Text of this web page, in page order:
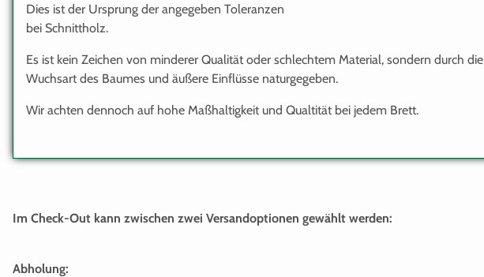
Dies ist der Ursprung der angegeben Toleranzen
bei Schnittholz.
Es ist kein Zeichen von minderer Qualität oder schlechtem Material, sondern durch die
Wuchsart des Baumes und äußere Einflüsse naturgegeben.
Wir achten dennoch auf hohe Maßhaltigkeit und Qualtität bei jedem Brett.
Im Check-Out kann zwischen zwei Versandoptionen gewählt werden:
Abholung: